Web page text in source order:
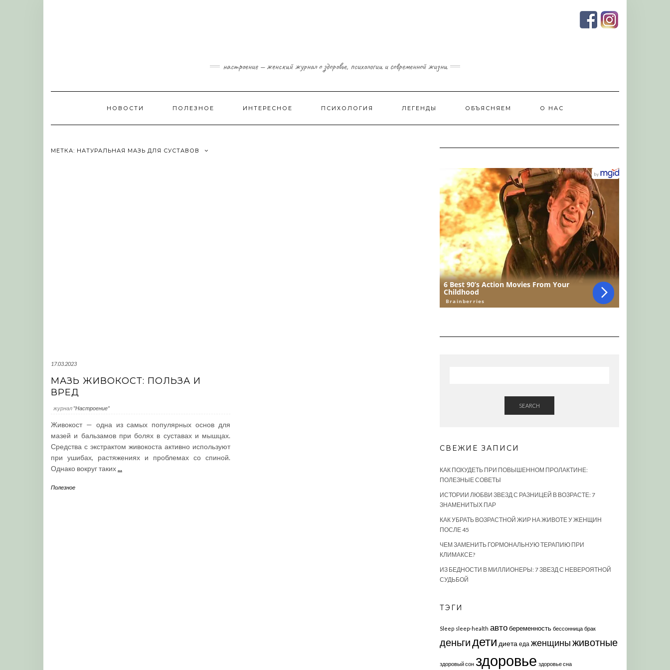
настроение — женский журнал о здоровье, психологии и современной жизни
НОВОСТИ ПОЛЕЗНОЕ ИНТЕРЕСНОЕ ПСИХОЛОГИЯ ЛЕГЕНДЫ ОБЪЯСНЯЕМ О НАС
МЕТКА: НАТУРАЛЬНАЯ МАЗЬ ДЛЯ СУСТАВОВ
17.03.2023
МАЗЬ ЖИВОКОСТ: ПОЛЬЗА И
ВРЕД
журнал "Настроение"
Живокост — одна из самых популярных основ для
мазей и бальзамов при болях в суставах и мышцах.
Средства с экстрактом живокоста активно используют
при ушибах, растяжениях и проблемах со спиной.
Однако вокруг таких...
Полезное
SEARCH
СВЕЖИЕ ЗАПИСИ
КАК ПОХУДЕТЬ ПРИ ПОВЫШЕННОМ ПРОЛАКТИНЕ:
ПОЛЕЗНЫЕ СОВЕТЫ
ИСТОРИИ ЛЮБВИ ЗВЕЗД С РАЗНИЦЕЙ В ВОЗРАСТЕ: 7
ЗНАМЕНИТЫХ ПАР
КАК УБРАТЬ ВОЗРАСТНОЙ ЖИР НА ЖИВОТЕ У ЖЕНЩИН
ПОСЛЕ 45
ЧЕМ ЗАМЕНИТЬ ГОРМОНАЛЬНУЮ ТЕРАПИЮ ПРИ
КЛИМАКСЕ?
ИЗ БЕДНОСТИ В МИЛЛИОНЕРЫ: 7 ЗВЕЗД С НЕВЕРОЯТНОЙ
СУДЬБОЙ
ТЭГИ
Sleep sleep-health автобеременность бессонница брак
деньгидети диета еда женщиныживотные
здоровый сон здоровье здоровье сна